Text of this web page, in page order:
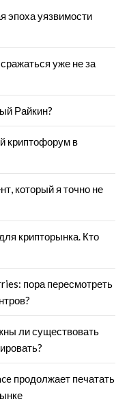
эпоха уязвимости
уже не за
Райкин?
криптофорум в
который я точно не
крипторынка. Кто
пора пересмотреть
ли существовать
продолжает печатать